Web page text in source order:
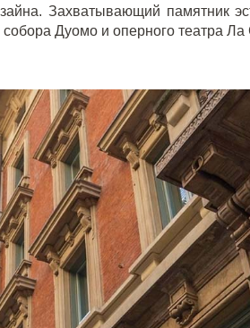
Захватывающий памятник
собора Дуомо и оперного театра Ла